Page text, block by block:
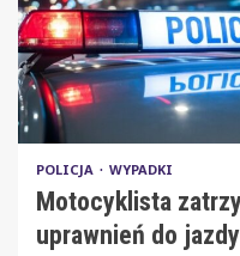
POLICJA WYPADKI
Motocyklista
uprawnień do jazdy